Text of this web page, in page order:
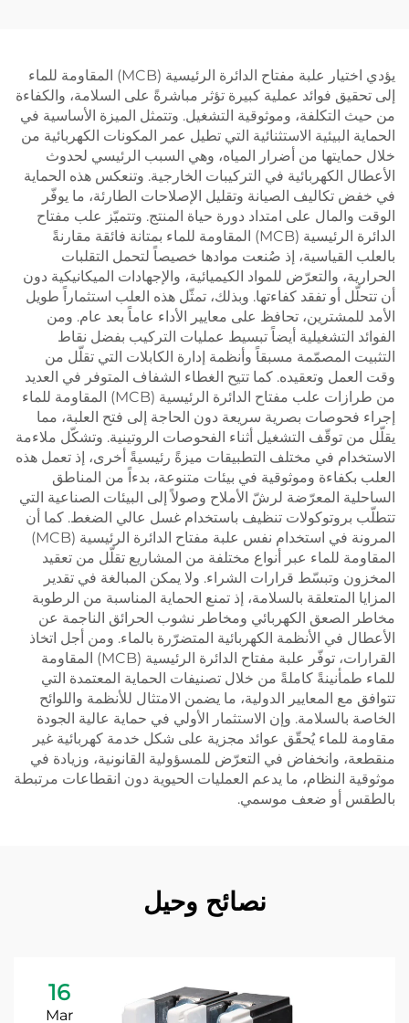
يؤدي اختيار علبة مفتاح الدائرة الرئيسية (MCB) المقاومة للماء
إلى تحقيق فوائد عملية كبيرة تؤثر مباشرةً على السلامة، والكفاءة
من حيث التكلفة، وموثوقية التشغيل. وتتمثل الميزة الأساسية في
الحماية البيئية الاستثنائية التي تطيل عمر المكونات الكهربائية من
خلال حمايتها من أضرار المياه، وهي السبب الرئيسي لحدوث
الأعطال الكهربائية في التركيبات الخارجية. وتنعكس هذه الحماية
في خفض تكاليف الصيانة وتقليل الإصلاحات الطارئة، ما يوفّر
الوقت والمال على امتداد دورة حياة المنتج. وتتميّز علب مفتاح
الدائرة الرئيسية (MCB) المقاومة للماء بمتانة فائقة مقارنةً
بالعلب القياسية، إذ صُنعت موادها خصيصاً لتحمل التقلبات
الحرارية، والتعرّض للمواد الكيميائية، والإجهادات الميكانيكية دون
أن تتحلّل أو تفقد كفاءتها. وبذلك، تمثّل هذه العلب استثماراً طويل
الأمد للمشترين، تحافظ على معايير الأداء عاماً بعد عام. ومن
الفوائد التشغيلية أيضاً تبسيط عمليات التركيب بفضل نقاط
التثبيت المصمّمة مسبقاً وأنظمة إدارة الكابلات التي تقلّل من
وقت العمل وتعقيده. كما تتيح الغطاء الشفاف المتوفر في العديد
من طرازات علب مفتاح الدائرة الرئيسية (MCB) المقاومة للماء
إجراء فحوصات بصرية سريعة دون الحاجة إلى فتح العلبة، مما
يقلّل من توقّف التشغيل أثناء الفحوصات الروتينية. وتشكّل ملاءمة
الاستخدام في مختلف التطبيقات ميزةً رئيسيةً أخرى، إذ تعمل هذه
العلب بكفاءة وموثوقية في بيئات متنوعة، بدءاً من المناطق
الساحلية المعرّضة لرشّ الأملاح وصولاً إلى البيئات الصناعية التي
تتطلّب بروتوكولات تنظيف باستخدام غسل عالي الضغط. كما أن
المرونة في استخدام نفس علبة مفتاح الدائرة الرئيسية (MCB)
المقاومة للماء عبر أنواع مختلفة من المشاريع تقلّل من تعقيد
المخزون وتبسّط قرارات الشراء. ولا يمكن المبالغة في تقدير
المزايا المتعلقة بالسلامة، إذ تمنع الحماية المناسبة من الرطوبة
مخاطر الصعق الكهربائي ومخاطر نشوب الحرائق الناجمة عن
الأعطال في الأنظمة الكهربائية المتضرّرة بالماء. ومن أجل اتخاذ
القرارات، توفّر علبة مفتاح الدائرة الرئيسية (MCB) المقاومة
للماء طمأنينةً كاملةً من خلال تصنيفات الحماية المعتمدة التي
تتوافق مع المعايير الدولية، ما يضمن الامتثال للأنظمة واللوائح
الخاصة بالسلامة. وإن الاستثمار الأولي في حماية عالية الجودة
مقاومة للماء يُحقّق عوائد مجزية على شكل خدمة كهربائية غير
منقطعة، وانخفاض في التعرّض للمسؤولية القانونية، وزيادة في
موثوقية النظام، ما يدعم العمليات الحيوية دون انقطاعات مرتبطة
بالطقس أو ضعف موسمي.
نصائح وحيل
16
Mar